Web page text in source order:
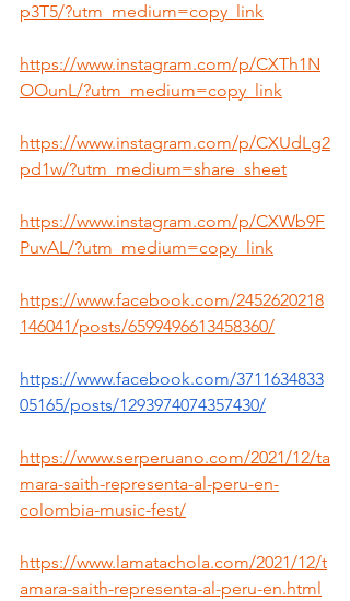
p3T5/?utm_medium=copy_link
https://www.instagram.com/p/CXTh1N
OOunL/?utm_medium=copy_link
https://www.instagram.com/p/CXUdLg2
pd1w/?utm_medium=share_sheet
https://www.instagram.com/p/CXWb9F
PuvAL/?utm_medium=copy_link
https://www.facebook.com/2452620218
146041/posts/6599496613458360/
https://www.facebook.com/3711634833
05165/posts/1293974074357430/
https://www.serperuano.com/2021/12/ta
mara-saith-representa-al-peru-en-
colombia-music-fest/
https://www.lamatachola.com/2021/12/t
amara-saith-representa-al-peru-en.html